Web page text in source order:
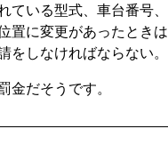
ている型式、車台番号
置に変更があったとき
をしなければならない。
金だそうです。